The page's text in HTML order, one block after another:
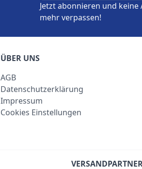
Jetzt abonnieren und
mehr verpassen!
ÜBER UNS
AGB
Datenschutzerklärung
Impressum
Cookies Einstellungen